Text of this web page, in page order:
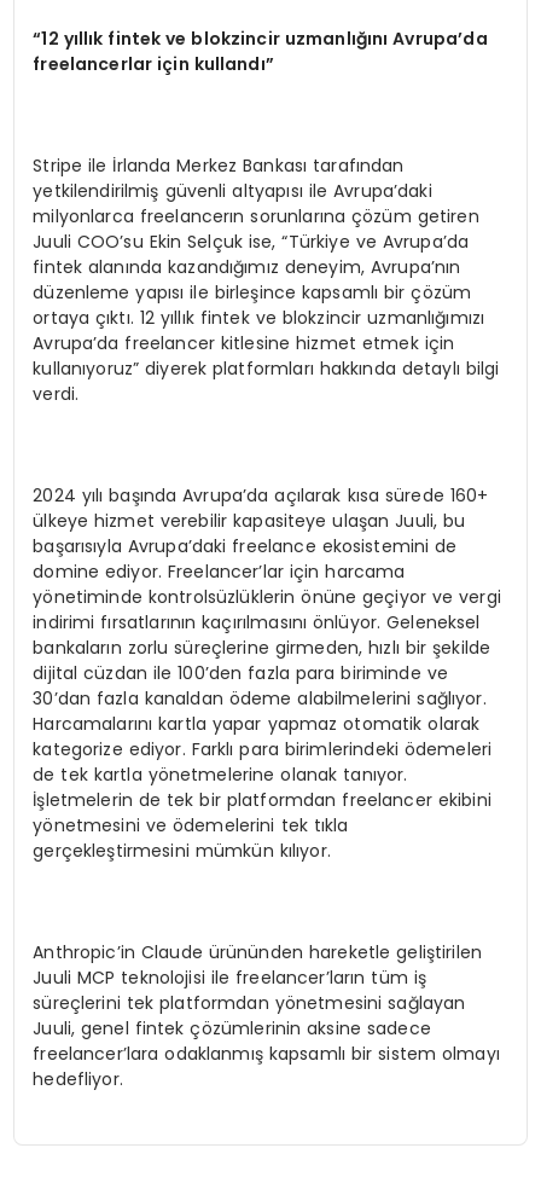
“12 yıllık fintek ve blokzincir uzmanlığını Avrupa’da
freelancerlar için kullandı”
Stripe ile İrlanda Merkez Bankası tarafından
yetkilendirilmiş güvenli altyapısı ile Avrupa’daki
milyonlarca freelancerın sorunlarına çözüm getiren
Juuli COO’su Ekin Selçuk ise, “Türkiye ve Avrupa’da
fintek alanında kazandığımız deneyim, Avrupa’nın
düzenleme yapısı ile birleşince kapsamlı bir çözüm
ortaya çıktı. 12 yıllık fintek ve blokzincir uzmanlığımızı
Avrupa’da freelancer kitlesine hizmet etmek için
kullanıyoruz” diyerek platformları hakkında detaylı bilgi
verdi.
2024 yılı başında Avrupa’da açılarak kısa sürede 160+
ülkeye hizmet verebilir kapasiteye ulaşan Juuli, bu
başarısıyla Avrupa’daki freelance ekosistemini de
domine ediyor. Freelancer’lar için harcama
yönetiminde kontrolsüzlüklerin önüne geçiyor ve vergi
indirimi fırsatlarının kaçırılmasını önlüyor. Geleneksel
bankaların zorlu süreçlerine girmeden, hızlı bir şekilde
dijital cüzdan ile 100’den fazla para biriminde ve
30’dan fazla kanaldan ödeme alabilmelerini sağlıyor.
Harcamalarını kartla yapar yapmaz otomatik olarak
kategorize ediyor. Farklı para birimlerindeki ödemeleri
de tek kartla yönetmelerine olanak tanıyor.
İşletmelerin de tek bir platformdan freelancer ekibini
yönetmesini ve ödemelerini tek tıkla
gerçekleştirmesini mümkün kılıyor.
Anthropic’in Claude ürününden hareketle geliştirilen
Juuli MCP teknolojisi ile freelancer’ların tüm iş
süreçlerini tek platformdan yönetmesini sağlayan
Juuli, genel fintek çözümlerinin aksine sadece
freelancer’lara odaklanmış kapsamlı bir sistem olmayı
hedefliyor.